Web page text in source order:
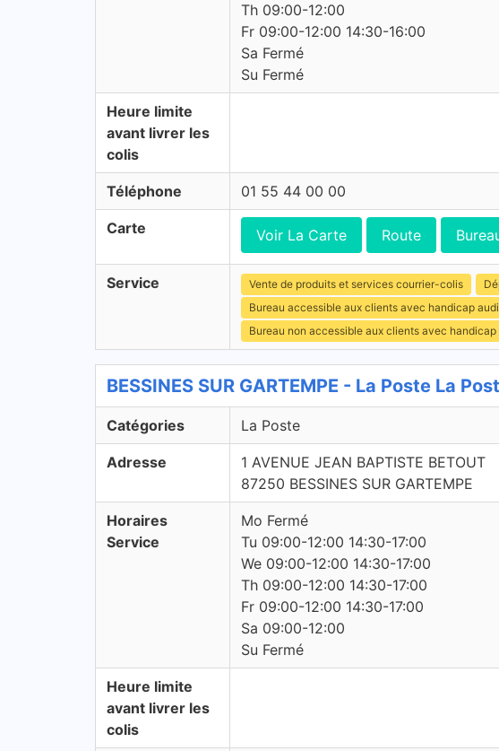
Th 09:00-12:00
Fr 09:00-12:00 14:30-16:00
Sa Fermé
Su Fermé
Heure limite
avant livrer les
colis
Téléphone 01 55 44 00 00
Carte Voir La Carte Route
Service Vente de produits et services courrier-colis
Bureau accessible aux clients avec handicap
Bureau non accessible aux clients avec handicap
BESSINES SUR GARTEMPE - La Poste La
Catégories La Poste
Adresse
1 AVENUE JEAN BAPTISTE BETOUT
87250 BESSINES SUR GARTEMPE
Horaires
Service
Mo Fermé
Tu 09:00-12:00 14:30-17:00
We 09:00-12:00 14:30-17:00
Th 09:00-12:00 14:30-17:00
Fr 09:00-12:00 14:30-17:00
Sa 09:00-12:00
Su Fermé
Heure limite
avant livrer les
colis